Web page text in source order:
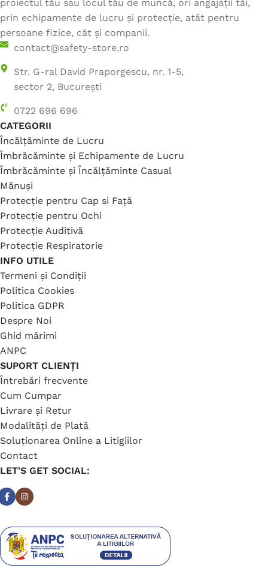
proiectul tău sau locul tău de muncă, ori angajații tăi,
prin echipamente de lucru și protecție, atât pentru
persoane fizice, cât și companii.
contact@safety-store.ro
Str. G-ral David Praporgescu, nr. 1-5,
sector 2, București
0722 696 696
CATEGORII
Încălțăminte de Lucru
Îmbrăcăminte și Echipamente de Lucru
Îmbrăcăminte și Încălțăminte Casual
Mănuși
Protecție pentru Cap si Față
Protecție pentru Ochi
Protecție Auditivă
Protecție Respiratorie
INFO UTILE
Termeni și Condiții
Politica Cookies
Politica GDPR
Despre Noi
Ghid mărimi
ANPC
SUPORT CLIENȚI
Întrebări frecvente
Cum Cumpar
Livrare și Retur
Modalități de Plată
Soluționarea Online a Litigiilor
Contact
LET'S GET SOCIAL: